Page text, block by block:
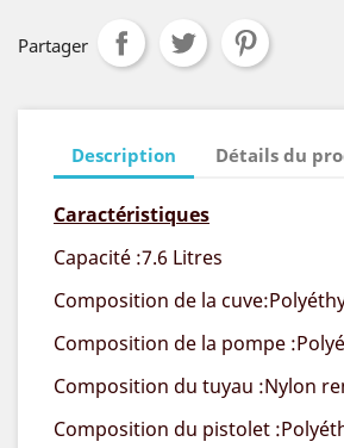
Partager
Description Détails du
Caractéristiques
Capacité :7.6 Litres
Composition de la
Composition de la pompe
Composition du tuyau :Nylon
Composition du pistolet